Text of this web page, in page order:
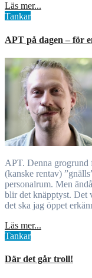
Läs mer...
Tankar
APT på dagen – för
APT. Denna grogrund för tystnadskultur. Det pratas, kritiseras och
(kanske rentav)
personalrum. Men
blir det knäpptyst. Det
det ska jag öppet
Läs mer...
Tankar
Där det går troll!